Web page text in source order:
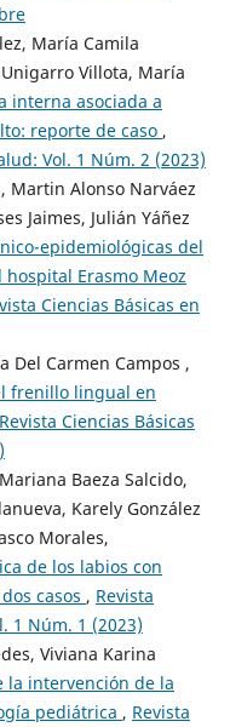
María Camila
Villota, María
interna asociada a
reporte de caso ,
Vol. 1 Núm. 2 (2023)
Martin Alonso Narváez
Jaimes, Julián Yáñez
epidemiológicas del
Erasmo Meoz
Ciencias Básicas en
Del Carmen Campos ,
frenillo lingual en
Revista Ciencias Básicas
Baeza Salcido,
Karely González
Morales,
de los labios con
casos , Revista
1 Núm. 1 (2023)
Viviana Karina
la intervención de la
pediátrica , Revista